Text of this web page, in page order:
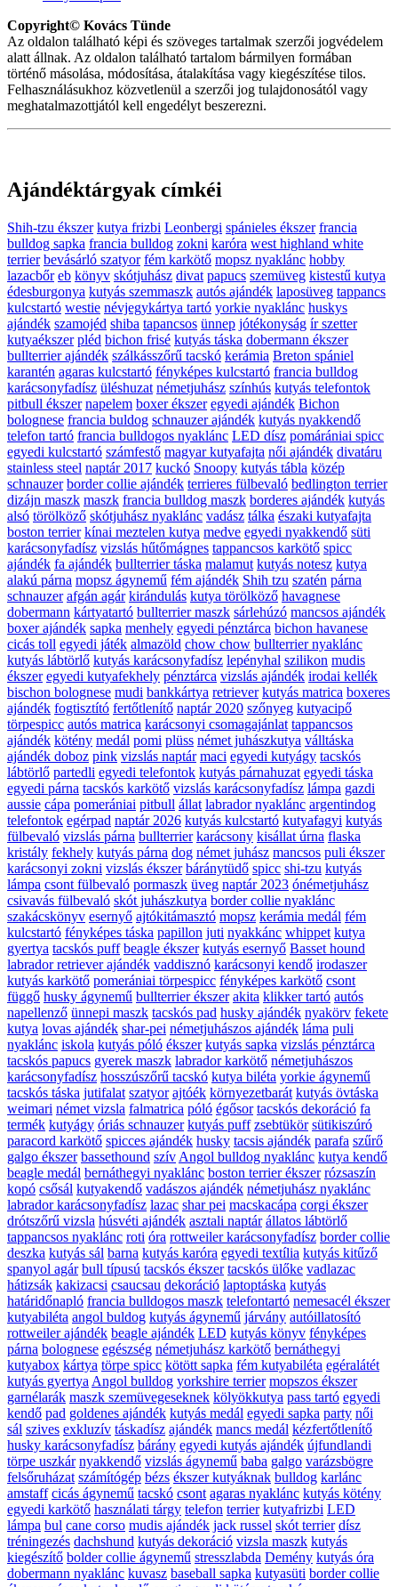
Copyright© Kovács Tünde
Az oldalon található képi és szöveges tartalmak szerzői jogvédelem
alatt állnak. Az oldalon található tartalom bármilyen formában
történő másolása, módosítása, átalakítása vagy kiegészítése tilos.
Felhasználásukhoz közvetlenül a szerzői jog tulajdonosától vagy
meghatalmazottjától kell engedélyt beszerezni.
Ajándéktárgyak címkéi
Shih-tzu ékszer kutya frizbi Leonbergi spánieles ékszer francia
bulldog sapka francia bulldog zokni karóra west highland white
terrier bevásárló szatyor fém karkötő mopsz nyaklánc hobby
lazacbőr eb könyv skótjuhász divat papucs szemüveg kistestű kutya
édesburgonya kutyás szemmaszk autós ajándék laposüveg tappancs
kulcstartó westie névjegykártya tartó yorkie nyaklánc huskys
ajándék szamojéd shiba tapancsos ünnep jótékonyság ír szetter
kutyaékszer pléd bichon frisé kutyás táska dobermann ékszer
bullterrier ajándék szálkásszőrű tacskó kerámia Breton spániel
karantén agaras kulcstartó fényképes kulcstartó francia bulldog
karácsonyfadísz üléshuzat németjuhász színhús kutyás telefontok
pitbull ékszer napelem boxer ékszer egyedi ajándék Bichon
bolognese francia buldog schnauzer ajándék kutyás nyakkendő
telefon tartó francia bulldogos nyaklánc LED dísz pomárániai spicc
egyedi kulcstartó számfestő magyar kutyafajta női ajándék divatáru
stainless steel naptár 2017 kuckó Snoopy kutyás tábla közép
schnauzer border collie ajándék terrieres fülbevaló bedlington terrier
dizájn maszk maszk francia bulldog maszk borderes ajándék kutyás
alsó törölköző skótjuhász nyaklánc vadász tálka északi kutyafajta
boston terrier kínai meztelen kutya medve egyedi nyakkendő süti
karácsonyfadísz vizslás hűtőmágnes tappancsos karkötő spicc
ajándék fa ajándék bullterrier táska malamut kutyás notesz kutya
alakú párna mopsz ágynemű fém ajándék Shih tzu szatén párna
schnauzer afgán agár kirándulás kutya törölköző havagnese
dobermann kártyatartó bullterrier maszk sárlehúzó mancsos ajándék
boxer ajándék sapka menhely egyedi pénztárca bichon havanese
cicás toll egyedi játék almazöld chow chow bullterrier nyaklánc
kutyás lábtörlő kutyás karácsonyfadísz lepényhal szilikon mudis
ékszer egyedi kutyafekhely pénztárca vizslás ajándék irodai kellék
bischon bolognese mudi bankkártya retriever kutyás matrica boxeres
ajándék fogtisztító fertőtlenítő naptár 2020 szőnyeg kutyacipő
törpespicc autós matrica karácsonyi csomagajánlat tappancsos
ajándék kötény medál pomi plüss német juhászkutya válltáska
ajándék doboz pink vizslás naptár maci egyedi kutyágy tacskós
lábtörlő partedli egyedi telefontok kutyás párnahuzat egyedi táska
egyedi párna tacskós karkötő vizslás karácsonyfadísz lámpa gazdi
aussie cápa pomerániai pitbull állat labrador nyaklánc argentindog
telefontok egérpad naptár 2026 kutyás kulcstartó kutyafagyi kutyás
fülbevaló vizslás párna bullterrier karácsony kisállat úrna flaska
kristály fekhely kutyás párna dog német juhász mancsos puli ékszer
karácsonyi zokni vizslás ékszer báránytüdő spicc shi-tzu kutyás
lámpa csont fülbevaló pormaszk üveg naptár 2023 ónémetjuhász
csivavás fülbevaló skót juhászkutya border collie nyaklánc
szakácskönyv esernyő ajtókitámasztó mopsz kerámia medál fém
kulcstartó fényképes táska papillon juti nyakkánc whippet kutya
gyertya tacskós puff beagle ékszer kutyás esernyő Basset hound
labrador retriever ajándék vaddisznó karácsonyi kendő irodaszer
kutyás karkötő pomerániai törpespicc fényképes karkötő csont
függő husky ágynemű bullterrier ékszer akita klikker tartó autós
napellenző ünnepi maszk tacskós pad husky ajándék nyakörv fekete
kutya lovas ajándék shar-pei németjuhászos ajándék láma puli
nyaklánc iskola kutyás póló ékszer kutyás sapka vizslás pénztárca
tacskós papucs gyerek maszk labrador karkötő németjuhászos
karácsonyfadísz hosszúszőrű tacskó kutya biléta yorkie ágynemű
tacskós táska jutifalat szatyor ajtóék környezetbarát kutyás övtáska
weimari német vizsla falmatrica póló égősor tacskós dekoráció fa
termék kutyágy óriás schnauzer kutyás puff zsebtükör sütikiszúró
paracord karkötő spicces ajándék husky tacsis ajándék parafa szűrő
galgo ékszer bassethound szív Angol bulldog nyaklánc kutya kendő
beagle medál bernáthegyi nyaklánc boston terrier ékszer rózsaszín
kopó csősál kutyakendő vadászos ajándék németjuhász nyaklánc
labrador karácsonyfadísz lazac shar pei macskacápa corgi ékszer
drótszőrű vizsla húsvéti ajándék asztali naptár állatos lábtörlő
tappancsos nyaklánc roti óra rottweiler karácsonyfadísz border collie
deszka kutyás sál barna kutyás karóra egyedi textília kutyás kitűző
spanyol agár bull típusú tacskós ékszer tacskós ülőke vadlazac
hátizsák kakizacsi csaucsau dekoráció laptoptáska kutyás
határidőnapló francia bulldogos maszk telefontartó nemesacél ékszer
kutyabiléta angol buldog kutyás ágynemű járvány autóillatosító
rottweiler ajándék beagle ajándék LED kutyás könyv fényképes
párna bolognese egészség németjuhász karkötő bernáthegyi
kutyabox kártya törpe spicc kötött sapka fém kutyabiléta egéralátét
kutyás gyertya Angol bulldog yorkshire terrier mopszos ékszer
garnélarák maszk szemüvegeseknek kölyökkutya pass tartó egyedi
kendő pad goldenes ajándék kutyás medál egyedi sapka party női
sál szives exkluzív táskadísz ajándék mancs medál kézfertőtlenítő
husky karácsonyfadísz bárány egyedi kutyás ajándék újfundlandi
törpe uszkár nyakkendő vizslás ágynemű baba galgo varázsbögre
felsőruházat számítógép bézs ékszer kutyáknak bulldog karlánc
amstaff cicás ágynemű tacskó csont agaras nyaklánc kutyás kötény
egyedi karkötő használati tárgy telefon terrier kutyafrizbi LED
lámpa bul cane corso mudis ajándék jack russel skót terrier dísz
tréningezés dachshund kutyás dekoráció vizsla maszk kutyás
kiegészítő bolder collie ágynemű stresszlabda Demény kutyás óra
dobermann nyaklánc kuvasz baseball sapka kutyasüti border collie